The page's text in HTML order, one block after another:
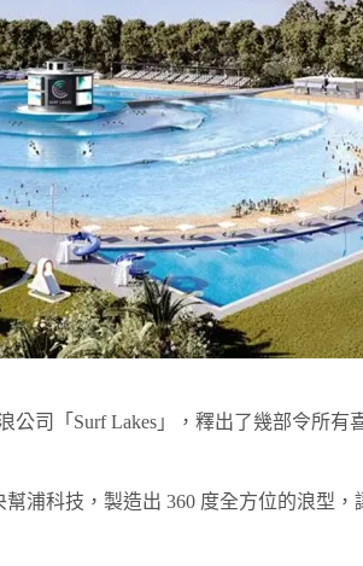
公司「Surf Lakes」，釋出了幾部令所有
幫浦科技，製造出 360 度全方位的浪型